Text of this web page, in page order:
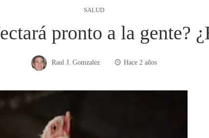
SALUD
pronto a la gente?
Raul J. Gomzalez Hace 2 años